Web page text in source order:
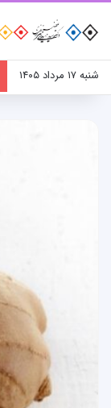
شنبه ۱۷ مرداد ۱۴۰۵